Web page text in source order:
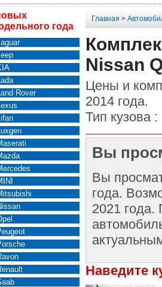
года
Lada
Land Rover
Lexus
Lifan
Luxgen
Главная >
Nissan
Цены и
2014 года.
Тип кузова :
Вы
Вы
года.
2021 года.
Наведите